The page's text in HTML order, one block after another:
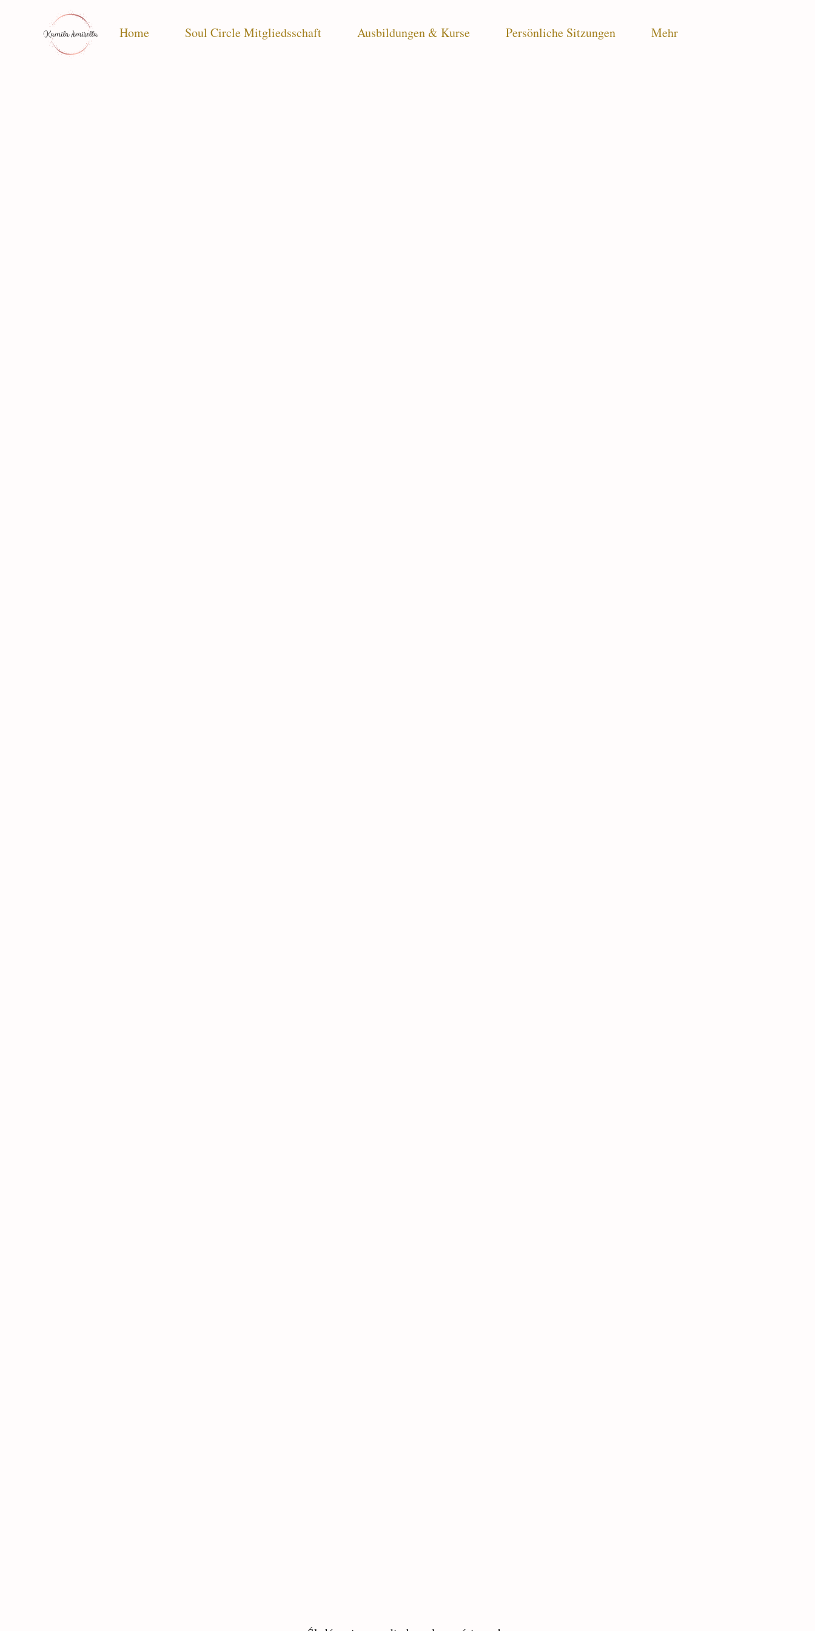
Home Soul Circle Mitgliedsschaft Ausbildungen & Kurse Persönliche Sitzungen Mehr